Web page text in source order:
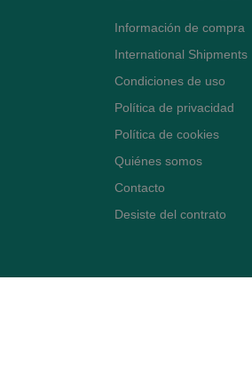
Información de compra
International Shipments
Condiciones de uso
Política de privacidad
Política de cookies
Quiénes somos
Contacto
Desiste del contrato